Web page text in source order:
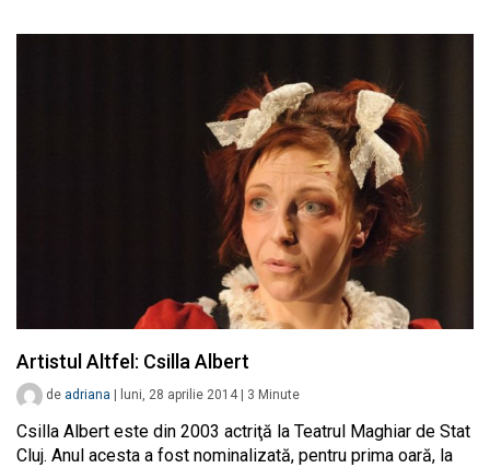
Artistul Altfel: Csilla Albert
de adriana luni, 28 aprilie 2014 3 Minute
Csilla Albert este din 2003 actriţă la Teatrul Maghiar de Stat
Cluj. Anul acesta a fost nominalizată, pentru prima oară, la